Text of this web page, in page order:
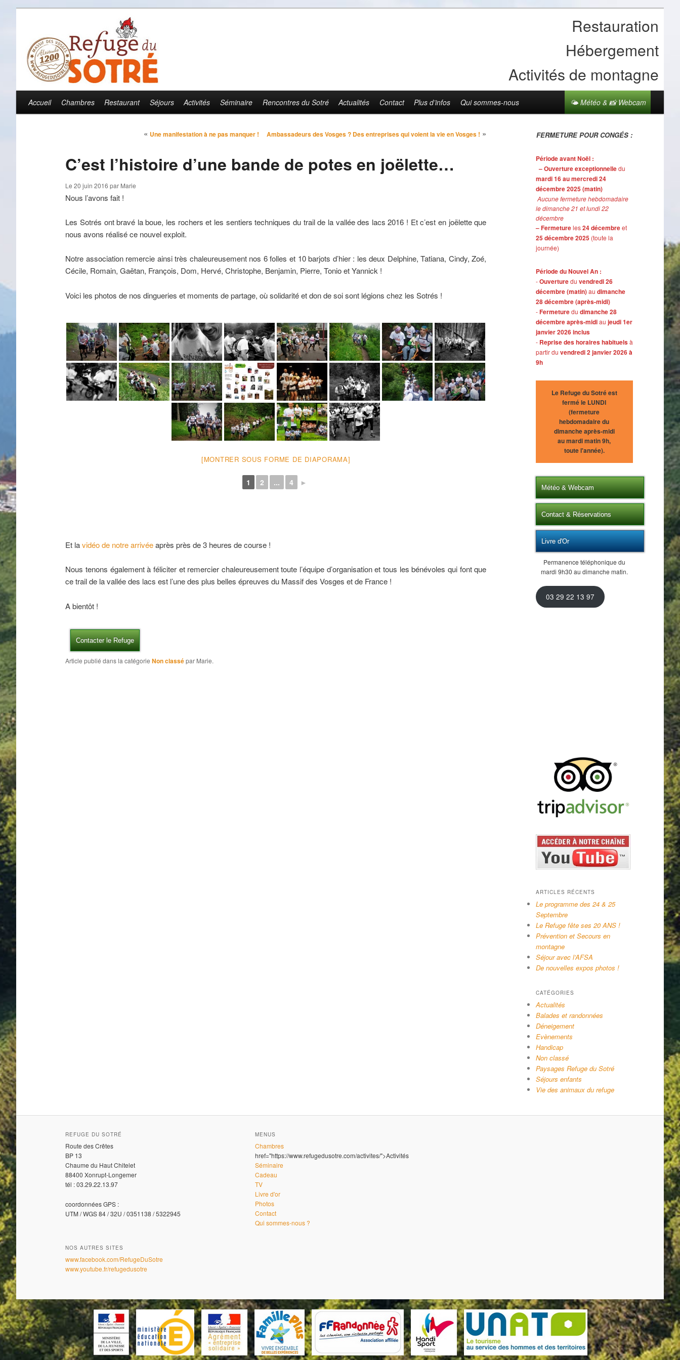
Restauration
Hébergement
Activités de montagne
Menu principal
Aller au contenu principal
Aller au contenu secondaire
Accueil Chambres Restaurant Séjours Activités Séminaire Rencontres du Sotré Actualités Contact Plus d’infos Qui sommes-nous 🌤 Météo & 📸 Webcam
Navigation des articles
« Une manifestation à ne pas manquer ! Ambassadeurs des Vosges ? Des entreprises qui voient la vie en Vosges ! »
C’est l’histoire d’une bande de potes en joëlette…
Le20 juin 2016 par Marie
Nous l’avons fait !
Les Sotrés ont bravé la boue, les rochers et les sentiers techniques du trail de la vallée des lacs 2016 ! Et c’est en joëlette que
nous avons réalisé ce nouvel exploit.
Notre association remercie ainsi très chaleureusement nos 6 folles et 10 barjots d’hier : les deux Delphine, Tatiana, Cindy, Zoé,
Cécile, Romain, Gaëtan, François, Dom, Hervé, Christophe, Benjamin, Pierre, Tonio et Yannick !
Voici les photos de nos dingueries et moments de partage, où solidarité et don de soi sont légions chez les Sotrés !
[MONTRER SOUS FORME DE DIAPORAMA]
1 2 ... 4 ►
Et lavidéo de notre arrivéeaprès près de 3 heures de course !
Nous tenons également à féliciter et remercier chaleureusement toute l’équipe d’organisation et tous les bénévoles qui font que
ce trail de la vallée des lacs est l’une des plus belles épreuves du Massif des Vosges et de France !
A bientôt !
Contacter le Refuge
Article publié dans la catégorieNon classépar Marie.
FERMETURE POUR CONGÉS :
Période avant Noël :
– Ouverture exceptionnelledu
mardi 16 au mercredi 24
décembre 2025 (matin)
Aucune fermeture hebdomadaire
le dimanche 21 et lundi 22
décembre
– Fermetureles24 décembreet
25 décembre 2025(toute la
journée)
Période du Nouvel An :
-Ouverturedu vendredi 26
décembre (matin)au dimanche
28 décembre (après-midi)
-Fermeturedu dimanche 28
décembre après-midiau jeudi 1er
janvier 2026 inclus
- Reprise des horaires habituelsà
partir du vendredi 2 janvier 2026 à
9h
Le Refuge du Sotré est
fermé le LUNDI
(fermeture
hebdomadaire du
dimanche après-midi
au mardi matin 9h,
toute l'année).
Météo & Webcam
Contact & Réservations
Livre d'Or
Permanence téléphonique du
mardi 9h30 au dimanche matin.
03 29 22 13 97
ARTICLES RÉCENTS
Le programme des 24 & 25
Septembre
Le Refuge fête ses 20 ANS !
Prévention et Secours en
montagne
Séjour avec l’AFSA
De nouvelles expos photos !
CATÉGORIES
Actualités
Balades et randonnées
Déneigement
Evènements
Handicap
Non classé
Paysages Refuge du Sotré
Séjours enfants
Vie des animaux du refuge
REFUGE DU SOTRÉ
Route des Crêtes
BP 13
Chaume du Haut Chitelet
88400 Xonrupt-Longemer
tél : 03.29.22.13.97
coordonnées GPS :
UTM / WGS 84 / 32U / 0351138 / 5322945
MENUS
Chambres
href="https://www.refugedusotre.com/activites/">Activités
Séminaire
Cadeau
TV
Livre d'or
Photos
Contact
Qui sommes-nous ?
NOS AUTRES SITES
www.facebook.com/RefugeDuSotre
www.youtube.fr/refugedusotre